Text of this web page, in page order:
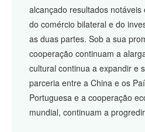
alcançado resultados
do comércio bilateral e do
as duas partes. Sob a sua
cooperação continuam a
cultural continua a expandir e
parceria entre a China e os
Portuguesa e a cooperação
mundial, continuam a